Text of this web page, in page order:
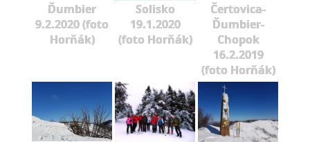
Ďumbier
9.2.2020 (foto
Horňák)
Solisko
19.1.2020
(foto Horňák)
Čertovica-
Ďumbier-
Chopok
16.2.2019
(foto Horňák)